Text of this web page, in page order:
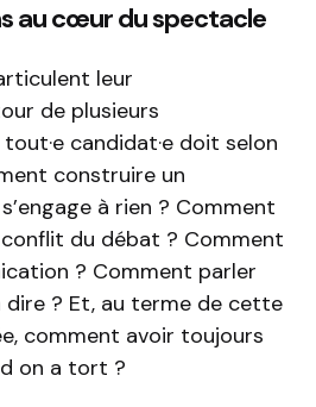
au cœur du spectacle
leur
de plusieurs
candidat·e doit selon
construire un
à rien ? Comment
du débat ? Comment
? Comment parler
dire ? Et, au terme de cette
comment avoir toujours
on a tort ?